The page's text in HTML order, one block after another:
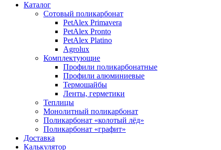
Каталог
Сотовый поликарбонат
PetAlex Primavera
PetAlex Pronto
PetAlex Platino
Agrolux
Комплектующие
Профили поликарбонатные
Профили алюминиевые
Термошайбы
Ленты, герметики
Теплицы
Монолитный поликарбонат
Поликарбонат «колотый лёд»
Поликарбонат «графит»
Доставка
Калькулятор